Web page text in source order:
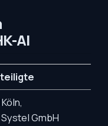
AI
Systel GmbH